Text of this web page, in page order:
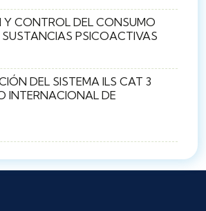
Y CONTROL DEL CONSUMO
SUSTANCIAS PSICOACTIVAS
DEL SISTEMA ILS CAT 3
INTERNACIONAL DE